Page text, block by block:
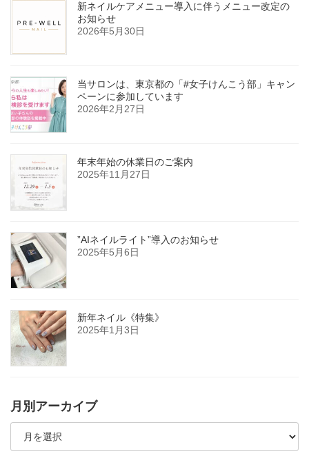
新ネイルケアメニュー導入に伴うメニュー改定の
お知らせ
2026年5月30日
当サロンは、東京都の「#女子けんこう部」キャン
ペーンに参加しています
2026年2月27日
年末年始の休業日のご案内
2025年11月27日
”AIネイルライト”導入のお知らせ
2025年5月6日
新年ネイル《特集》
2025年1月3日
月別アーカイブ
月